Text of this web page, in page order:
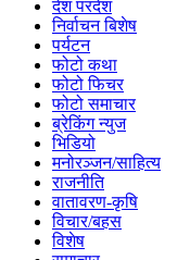
देश परदेश
निर्वाचन बिशेष
पर्यटन
फोटो कथा
फोटो फिचर
फोटो समाचार
ब्रेकिंग न्युज
भिडियो
मनोरञ्जन/साहित्य
राजनीति
वातावरण-कृषि
विचार/बहस
विशेष